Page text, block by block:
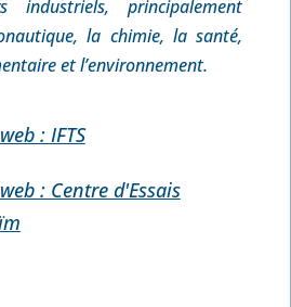
industriels, principalement
la chimie, la santé,
et l’environnement.
: IFTS
: Centre d'Essais